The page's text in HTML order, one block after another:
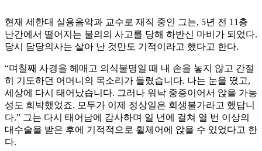
현재 세한대 실용음악과 교수로 재직 중인 그는, 5년 전 11층
난간에서 떨어지는 불의의 사고를 당해 하반신 마비가 되었다.
당시 담당의사는 살아 난 것만도 기적이라고 했다고 한다.
“며칠째 사경을 헤매고 의식불명일 때 내 손을 놓지 않고 간절
히 기도하던 어머니의 목소리가 들렸습니다. 나는 눈을 떴고,
세상에 다시 태어났습니다. 그러나 워낙 중증이어서 앉을 가능
성도 희박했었죠. 모두가 이제 정상일은 회생불가라고 했답니
다.” 그는 다시 태어남에 감사하며 일 년에 걸쳐 열 번 이상의
대수술을 받은 후에 기적적으로 휠체어에 앉을 수 있었다고 한
다.